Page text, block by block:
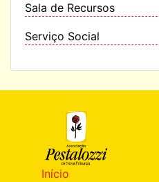
Sala de Recursos
Serviço Social
Início